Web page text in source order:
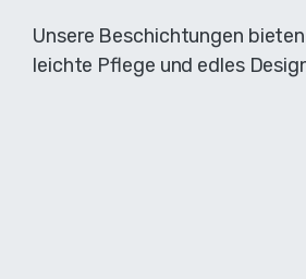
Unsere Beschichtungen
leichte Pflege und edles